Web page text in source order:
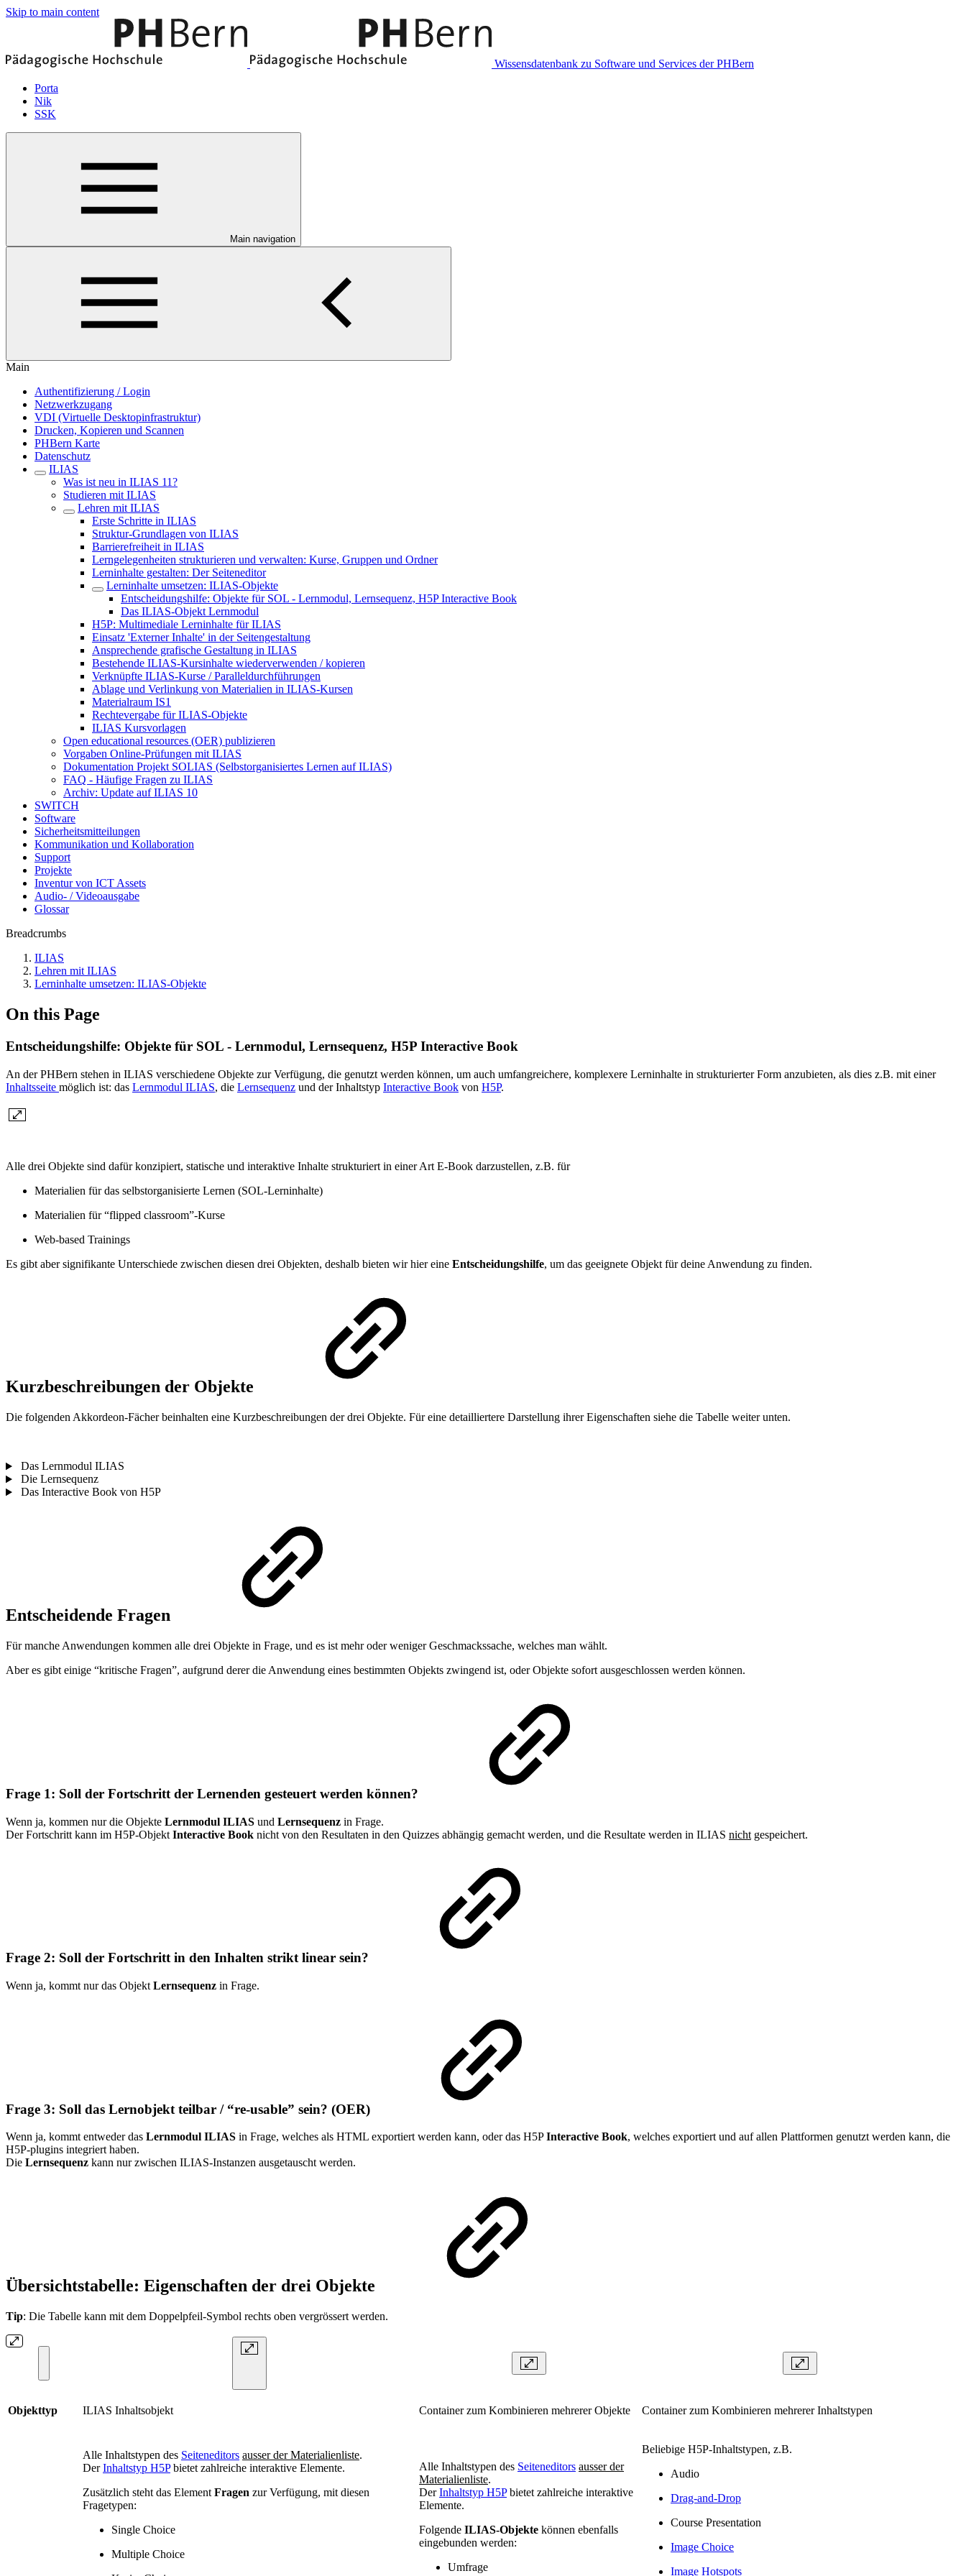
Skip to main content
Wissensdatenbank zu Software und Services der PHBern
Porta
Nik
SSK
Main navigation
Main
Authentifizierung / Login
Netzwerkzugang
VDI (Virtuelle Desktopinfrastruktur)
Drucken, Kopieren und Scannen
PHBern Karte
Datenschutz
ILIAS
Was ist neu in ILIAS 11?
Studieren mit ILIAS
Lehren mit ILIAS
Erste Schritte in ILIAS
Struktur-Grundlagen von ILIAS
Barrierefreiheit in ILIAS
Lerngelegenheiten strukturieren und verwalten: Kurse, Gruppen und Ordner
Lerninhalte gestalten: Der Seiteneditor
Lerninhalte umsetzen: ILIAS-Objekte
Entscheidungshilfe: Objekte für SOL - Lernmodul, Lernsequenz, H5P Interactive Book
Das ILIAS-Objekt Lernmodul
H5P: Multimediale Lerninhalte für ILIAS
Einsatz 'Externer Inhalte' in der Seitengestaltung
Ansprechende grafische Gestaltung in ILIAS
Bestehende ILIAS-Kursinhalte wiederverwenden / kopieren
Verknüpfte ILIAS-Kurse / Paralleldurchführungen
Ablage und Verlinkung von Materialien in ILIAS-Kursen
Materialraum IS1
Rechtevergabe für ILIAS-Objekte
ILIAS Kursvorlagen
Open educational resources (OER) publizieren
Vorgaben Online-Prüfungen mit ILIAS
Dokumentation Projekt SOLIAS (Selbstorganisiertes Lernen auf ILIAS)
FAQ - Häufige Fragen zu ILIAS
Archiv: Update auf ILIAS 10
SWITCH
Software
Sicherheitsmitteilungen
Kommunikation und Kollaboration
Support
Projekte
Inventur von ICT Assets
Audio- / Videoausgabe
Glossar
Breadcrumbs
ILIAS
Lehren mit ILIAS
Lerninhalte umsetzen: ILIAS-Objekte
On this Page
Entscheidungshilfe: Objekte für SOL - Lernmodul, Lernsequenz, H5P Interactive Book
An der PHBern stehen in ILIAS verschiedene Objekte zur Verfügung, die genutzt werden können, um auch umfangreichere, komplexere Lerninhalte in strukturierter Form anzubieten, als dies z.B. mit einer
Inhaltsseite möglich ist: das Lernmodul ILIAS, die Lernsequenz und der Inhaltstyp Interactive Book von H5P.
Alle drei Objekte sind dafür konzipiert, statische und interaktive Inhalte strukturiert in einer Art E-Book darzustellen, z.B. für
Materialien für das selbstorganisierte Lernen (SOL-Lerninhalte)
Materialien für “flipped classroom”-Kurse
Web-based Trainings
Es gibt aber signifikante Unterschiede zwischen diesen drei Objekten, deshalb bieten wir hier eine Entscheidungshilfe, um das geeignete Objekt für deine Anwendung zu finden.
Kurzbeschreibungen der Objekte
Die folgenden Akkordeon-Fächer beinhalten eine Kurzbeschreibungen der drei Objekte. Für eine detailliertere Darstellung ihrer Eigenschaften siehe die Tabelle weiter unten.
Das Lernmodul ILIAS
Die Lernsequenz
Das Interactive Book von H5P
Entscheidende Fragen
Für manche Anwendungen kommen alle drei Objekte in Frage, und es ist mehr oder weniger Geschmackssache, welches man wählt.
Aber es gibt einige “kritische Fragen”, aufgrund derer die Anwendung eines bestimmten Objekts zwingend ist, oder Objekte sofort ausgeschlossen werden können.
Frage 1: Soll der Fortschritt der Lernenden gesteuert werden können?
Wenn ja, kommen nur die Objekte Lernmodul ILIAS und Lernsequenz in Frage.
Der Fortschritt kann im H5P-Objekt Interactive Book nicht von den Resultaten in den Quizzes abhängig gemacht werden, und die Resultate werden in ILIAS nicht gespeichert.
Frage 2: Soll der Fortschritt in den Inhalten strikt linear sein?
Wenn ja, kommt nur das Objekt Lernsequenz in Frage.
Frage 3: Soll das Lernobjekt teilbar / “re-usable” sein? (OER)
Wenn ja, kommt entweder das Lernmodul ILIAS in Frage, welches als HTML exportiert werden kann, oder das H5PInteractive Book, welches exportiert und auf allen Plattformen genutzt werden kann, die
H5P-plugins integriert haben.
Die Lernsequenz kann nur zwischen ILIAS-Instanzen ausgetauscht werden.
Übersichtstabelle: Eigenschaften der drei Objekte
Tip: Die Tabelle kann mit dem Doppelpfeil-Symbol rechts oben vergrössert werden.
Objekttyp ILIAS Inhaltsobjekt Container zum Kombinieren mehrerer Objekte Container zum Kombinieren mehrerer Inhaltstypen
Alle Inhaltstypen des Seiteneditors ausser der Materialienliste.
DerInhaltstyp H5Pbietet zahlreiche interaktive Elemente.
Zusätzlich steht das Element Fragen zur Verfügung, mit diesen
Fragetypen:
Single Choice
Multiple Choice
Alle Inhaltstypen des Seiteneditors ausser der
Materialienliste.
DerInhaltstyp H5Pbietet zahlreiche interaktive
Elemente.
Folgende ILIAS-Objekte können ebenfalls
eingebunden werden:
Umfrage
Beliebige H5P-Inhaltstypen, z.B.
Audio
Drag-and-Drop
Course Presentation
Image Choice
Image Hotspots